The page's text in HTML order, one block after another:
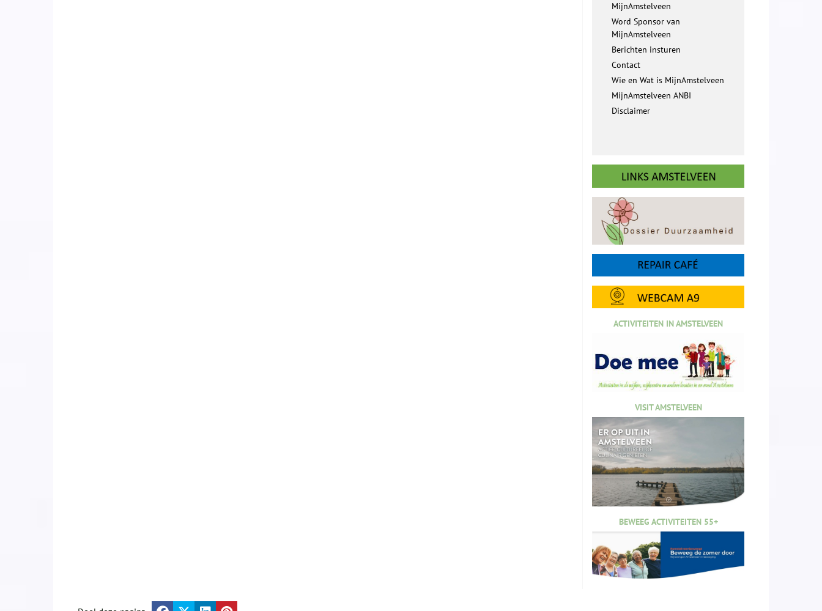
MijnAmstelveen
Word Sponsor van
MijnAmstelveen
Berichten insturen
Contact
Wie en Wat is MijnAmstelveen
MijnAmstelveen ANBI
Disclaimer
ACTIVITEITEN IN AMSTELVEEN
VISIT AMSTELVEEN
BEWEEG ACTIVITEITEN 55+